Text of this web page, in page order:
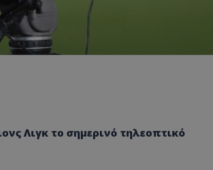
Λιγκ το σημερινό τηλεοπτικό